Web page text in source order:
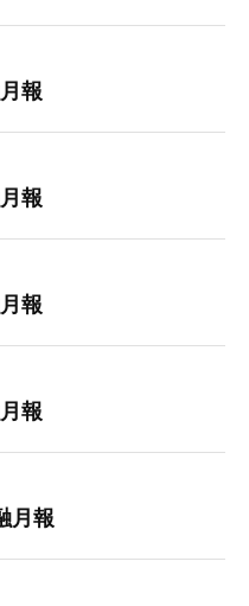
報
報
報
報
月報